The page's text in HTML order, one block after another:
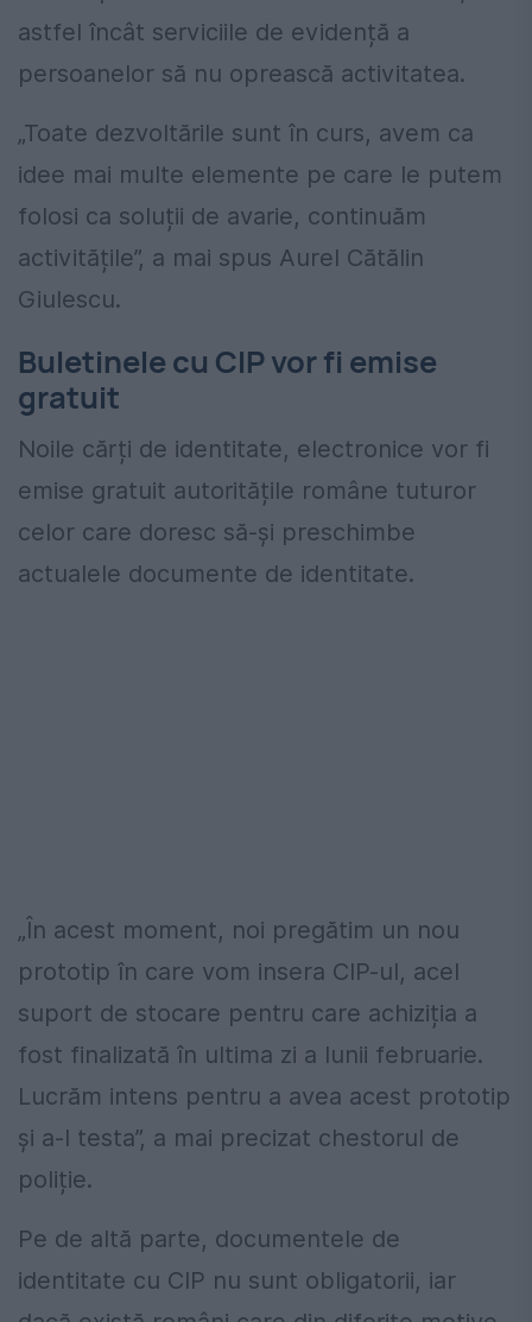
astfel încât serviciile de evidență a
persoanelor să nu oprească activitatea.
„Toate dezvoltările sunt în curs, avem ca
idee mai multe elemente pe care le putem
folosi ca soluții de avarie, continuăm
activitățile”, a mai spus Aurel Cătălin
Giulescu.
Buletinele cu CIP vor fi emise
gratuit
Noile cărți de identitate, electronice vor fi
emise gratuit autoritățile române tuturor
celor care doresc să-și preschimbe
actualele documente de identitate.
„În acest moment, noi pregătim un nou
prototip în care vom insera CIP-ul, acel
suport de stocare pentru care achiziția a
fost finalizată în ultima zi a lunii februarie.
Lucrăm intens pentru a avea acest prototip
și a-l testa”, a mai precizat chestorul de
poliție.
Pe de altă parte, documentele de
identitate cu CIP nu sunt obligatorii, iar